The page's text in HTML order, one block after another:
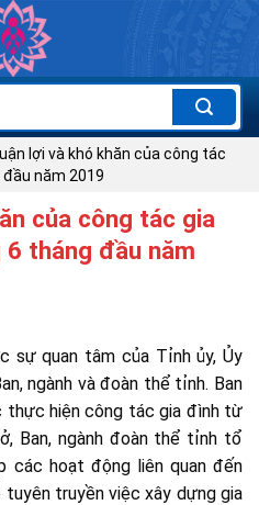
lợi và khó khăn của công tác
năm 2019
của công tác gia
tháng đầu năm
sự quan tâm của Tỉnh ủy, Ủy
ngành và đoàn thể tỉnh. Ban
hiện công tác gia đình từ
Ban, ngành đoàn thể tỉnh tổ
hoạt động liên quan đến
truyền việc xây dựng gia